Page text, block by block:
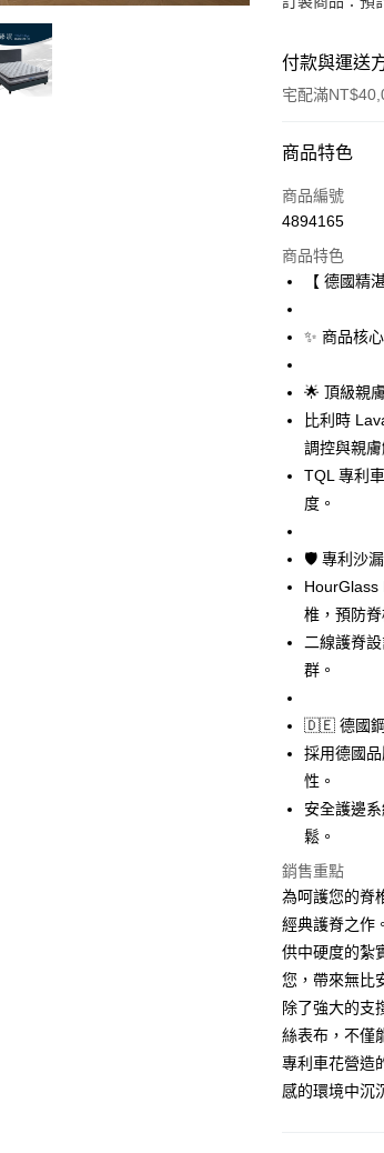
付款與運送
宅配滿
付款方式
信用卡一次付款
3 期 0 利
華南商業銀
臺灣中小企
匯豐（台灣
聯邦商業銀
元大商業銀
台新國際商
Apple Pay
AFTEE先享後
相關說明
【關於「
便利好安心！
１．簡單：不
【「AFTEE先
付」結帳頁面
２．訂單成立
３．收到繳費
／ATM／網路
※ 請注意：結
絡購買商品的
※ 交易是否成
是否繳費成功
付客戶支援中
【注意事項】
１．透過由恩
交易，需依本
求債權轉讓予
２．關於個人
https://
３．未成年的
「AFTEE先享
任。
即時審查核予
結果請求用戶
５．嚴禁一人
形，恩沛科技
ATM付款
專人到府配
mrbed或來電
商品特色
商品編號
4894165
商品特色
【 德國精
✨ 商品核
🌟 頂級親
比利時
調控與親膚
TQL 專利
度。
🛡️ 專利沙
椎，預防脊
二線護脊
群。
🇩🇪 德國鋼
採用德國
性。
安全護邊
鬆。
銷售重點
為呵護您的脊
經典護脊之作
供中硬度的紮
您，帶來無比
除了強大的支
絲表布，不僅
專利車花營造
感的環境中沉